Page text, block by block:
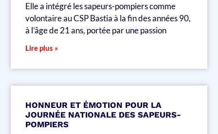
Elle a intégré les sapeurs-pompiers comme
volontaire au CSP Bastia à la fin des années 90,
à l’âge de 21 ans, portée par une passion
Lire plus »
HONNEUR ET ÉMOTION POUR LA
JOURNÉE NATIONALE DES SAPEURS-
POMPIERS